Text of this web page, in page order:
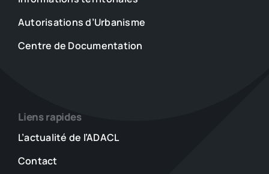
Autorisations d’Urbanisme
Centre de Documentation
Liens rapides
L’actualité de l’ADACL
Contact